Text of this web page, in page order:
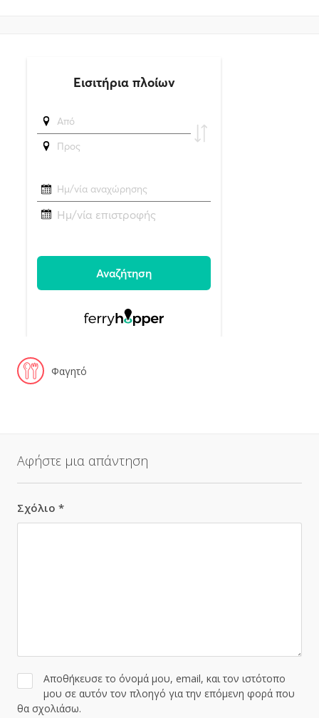
Φαγητό
Αφήστε μια απάντηση
Σχόλιο *
Αποθήκευσε το όνομά μου, email, και τον ιστότοπο
μου σε αυτόν τον πλοηγό για την επόμενη φορά που
θα σχολιάσω.